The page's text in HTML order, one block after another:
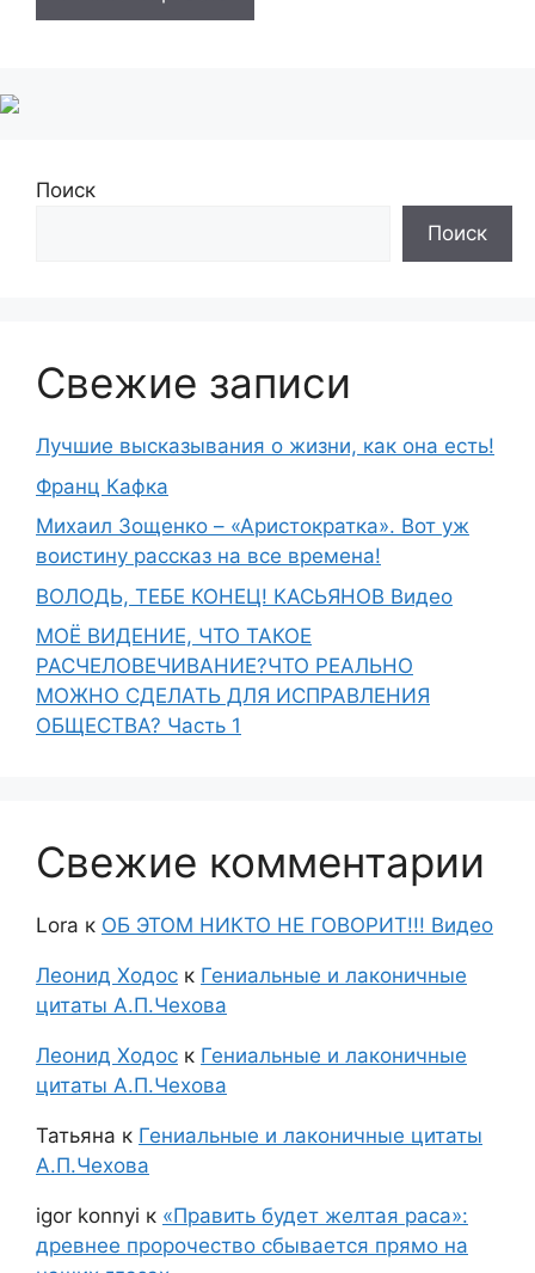
Поиск
Поиск
Свежие записи
Лучшие высказывания о жизни, как она есть!
Франц Кафка
Михаил Зощенко – «Аристократка». Вот уж
воистину рассказ на все времена!
ВОЛОДЬ, ТЕБЕ КОНЕЦ! КАСЬЯНОВ Видео
МОЁ ВИДЕНИЕ, ЧТО ТАКОЕ
РАСЧЕЛОВЕЧИВАНИЕ?ЧТО РЕАЛЬНО
МОЖНО СДЕЛАТЬ ДЛЯ ИСПРАВЛЕНИЯ
ОБЩЕСТВА? Часть 1
Свежие комментарии
Lora к ОБ ЭТОМ НИКТО НЕ ГОВОРИТ!!! Видео
Леонид Ходос к Гениальные и лаконичные
цитаты А.П.Чехова
Леонид Ходос к Гениальные и лаконичные
цитаты А.П.Чехова
Татьяна к Гениальные и лаконичные цитаты
А.П.Чехова
igor konnyi к «Править будет желтая раса»:
древнее пророчество сбывается прямо на